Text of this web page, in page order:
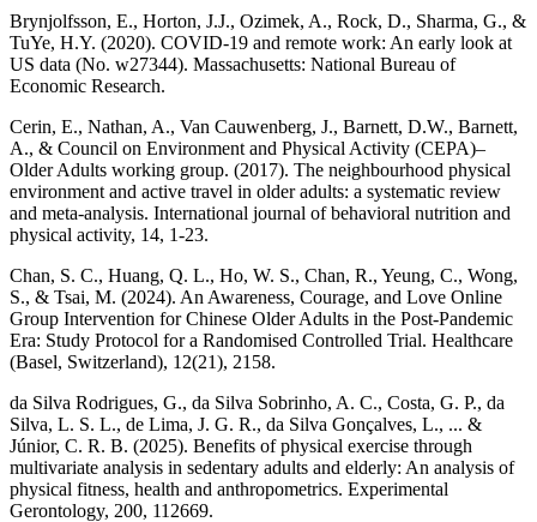
Brynjolfsson, E., Horton, J.J., Ozimek, A., Rock, D., Sharma, G., &
TuYe, H.Y. (2020). COVID-19 and remote work: An early look at
US data (No. w27344). Massachusetts: National Bureau of
Economic Research.
Cerin, E., Nathan, A., Van Cauwenberg, J., Barnett, D.W., Barnett,
A., & Council on Environment and Physical Activity (CEPA)–
Older Adults working group. (2017). The neighbourhood physical
environment and active travel in older adults: a systematic review
and meta-analysis. International journal of behavioral nutrition and
physical activity, 14, 1-23.
Chan, S. C., Huang, Q. L., Ho, W. S., Chan, R., Yeung, C., Wong,
S., & Tsai, M. (2024). An Awareness, Courage, and Love Online
Group Intervention for Chinese Older Adults in the Post-Pandemic
Era: Study Protocol for a Randomised Controlled Trial. Healthcare
(Basel, Switzerland), 12(21), 2158.
da Silva Rodrigues, G., da Silva Sobrinho, A. C., Costa, G. P., da
Silva, L. S. L., de Lima, J. G. R., da Silva Gonçalves, L., ... &
Júnior, C. R. B. (2025). Benefits of physical exercise through
multivariate analysis in sedentary adults and elderly: An analysis of
physical fitness, health and anthropometrics. Experimental
Gerontology, 200, 112669.